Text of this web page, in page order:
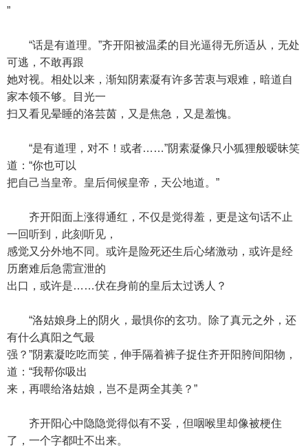
”
“话是有道理。”齐开阳被温柔的目光逼得无所适从，无处
可逃，不敢再跟
她对视。相处以来，渐知阴素凝有许多苦衷与艰难，暗道自
家本领不够。目光一
扫又看见晕睡的洛芸茵，又是焦急，又是羞愧。
“是有道理，对不！或者……”阴素凝像只小狐狸般暧昧笑
道：“你也可以
把自己当皇帝。皇后伺候皇帝，天公地道。”
齐开阳面上涨得通红，不仅是觉得羞，更是这句话不止
一回听到，此刻听见，
感觉又分外地不同。或许是险死还生后心绪激动，或许是经
历磨难后急需宣泄的
出口，或许是……伏在身前的皇后太过诱人？
“洛姑娘身上的阴火，最惧你的玄功。除了真元之外，还
有什么真阳之气最
强？”阴素凝吃吃而笑，伸手隔着裤子捉住齐开阳胯间阳物，
道：“我帮你吸出
来，再喂给洛姑娘，岂不是两全其美？”
齐开阳心中隐隐觉得似有不妥，但咽喉里却像被梗住
了，一个字都吐不出来。